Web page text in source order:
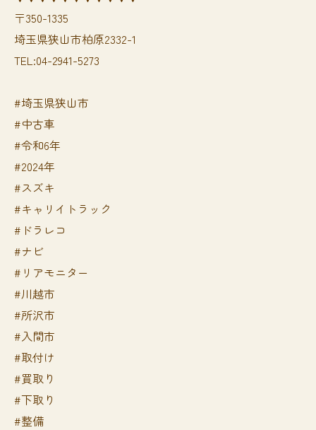
〒350-1335
埼玉県狭山市柏原2332-1
TEL:04-2941-5273
#埼玉県狭山市
#中古車
#令和6年
#2024年
#スズキ
#キャリイトラック
#ドラレコ
#ナビ
#リアモニター
#川越市
#所沢市
#入間市
#取付け
#買取り
#下取り
#整備